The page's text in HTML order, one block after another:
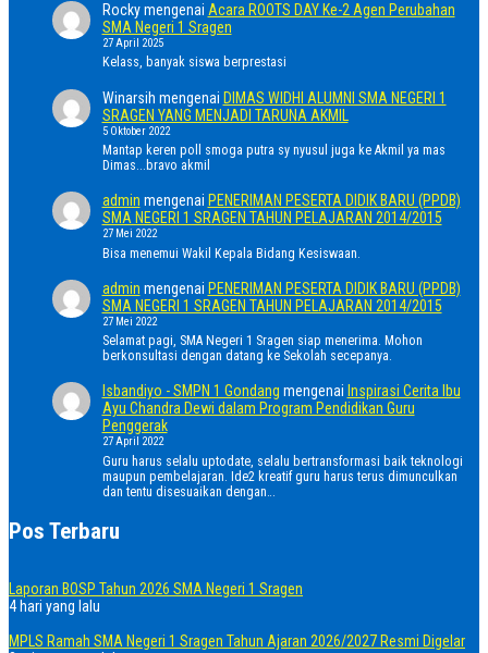
Rockymengenai Acara ROOTS DAY Ke-2 Agen Perubahan
SMA Negeri 1 Sragen
27 April 2025
Kelass, banyak siswa berprestasi
Winarsih mengenai DIMAS WIDHI ALUMNI SMA NEGERI 1
SRAGEN YANG MENJADI TARUNA AKMIL
5 Oktober 2022
Mantap keren poll smoga putra sy nyusul juga ke Akmil ya mas
Dimas...bravo akmil
admin mengenai PENERIMAN PESERTA DIDIK BARU (PPDB)
SMA NEGERI 1 SRAGEN TAHUN PELAJARAN 2014/2015
27 Mei 2022
Bisa menemui Wakil Kepala Bidang Kesiswaan.
admin mengenai PENERIMAN PESERTA DIDIK BARU (PPDB)
SMA NEGERI 1 SRAGEN TAHUN PELAJARAN 2014/2015
27 Mei 2022
Selamat pagi, SMA Negeri 1 Sragen siap menerima. Mohon
berkonsultasi dengan datang ke Sekolah secepanya.
Isbandiyo - SMPN 1 Gondang mengenai Inspirasi Cerita Ibu
Ayu Chandra Dewi dalam Program Pendidikan Guru
Penggerak
27 April 2022
Guru harus selalu uptodate, selalu bertransformasi baik teknologi
maupun pembelajaran. Ide2 kreatif guru harus terus dimunculkan
dan tentu disesuaikan dengan…
Pos Terbaru
Laporan BOSP Tahun 2026 SMA Negeri 1 Sragen
4 hari yang lalu
MPLS Ramah SMA Negeri 1 Sragen Tahun Ajaran 2026/2027 Resmi Digelar